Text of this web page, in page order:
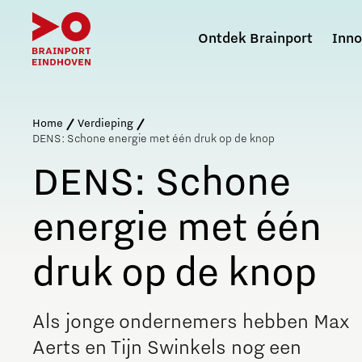
Ontdek Brainport
Wat is Brainport Eindhoven?
Gezamenlijke agenda
Doorontwikkeling regio
Defence & Space
Brainport Innovation and Technology for Security
NAVO DIANA Accelerator
Energy
Arbeidsmarkt
Aantrekken en behouden van talent
Internationaal talent aantrekken en behouden
Reskilling in Brainport
Techniekpromotie
Platform Brainport voor Onderwijs
Techkwadraat
PSV Brainport Scholenchallenge
Brainport voor Elkaar
Vereniging van werkgevers
Sociale Brainport Agenda
Programmabureau
Agenda voor de regio
Meerjarenplan 2025-2032
Verkenning diversificatiestrategie
Home
Verdieping
DENS: Schone energie met één druk op de knop
DENS: Schone
energie met één
druk op de knop
Als jonge ondernemers hebben Max
Aerts en Tijn Swinkels nog een